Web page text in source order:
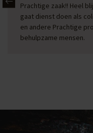
Prachtige zaak!! Heel
gaat dienst doen als
en andere Prachtige
behulpzame mensen.